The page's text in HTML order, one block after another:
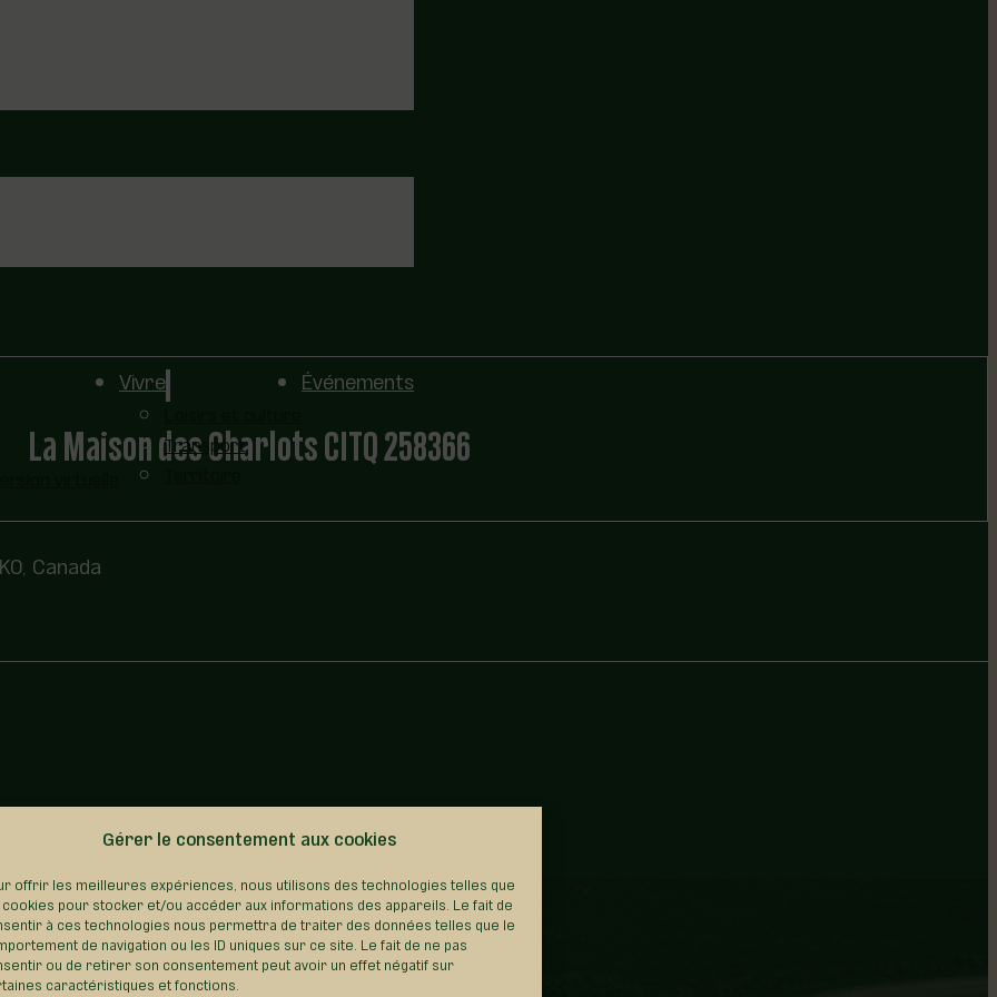
Gérer le consentement aux cookies
offrir les meilleures expériences, nous utilisons des technologies telles que
cookies pour stocker et/ou accéder aux informations des appareils. Le fait de
à ces technologies nous permettra de traiter des données telles que le
de navigation ou les ID uniques sur ce site. Le fait de ne pas
ou de retirer son consentement peut avoir un effet négatif sur
caractéristiques et fonctions.
Vivre
Transport
Événements
La Maison des Charlots CITQ 258366
Canada
REVENIR AU RÉPERTOIRE